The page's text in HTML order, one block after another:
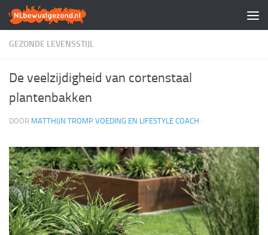
Doorgaan naar inhoud
GEZONDE LEVENSSTIJL
De veelzijdigheid van cortenstaal
plantenbakken
DOOR MATTHIJN TROMP VOEDING EN LIFESTYLE COACH ·